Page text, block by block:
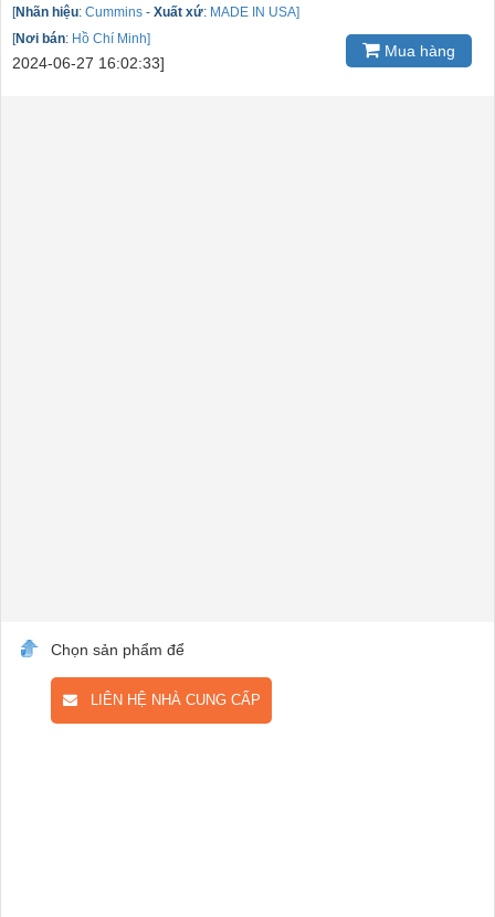
[Nhãn hiệu: Cummins - Xuất xứ: MADE IN USA]
[Nơi bán: Hồ Chí Minh]
2024-06-27 16:02:33]
Mua hàng
Chọn sản phẩm để
LIÊN HỆ NHÀ CUNG CẤP